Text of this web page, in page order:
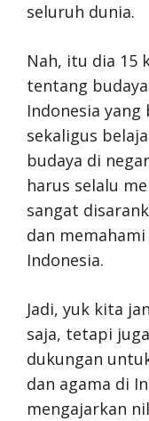
seluruh dunia.
Nah, itu dia 15
tentang
Indonesia
sekaligus
budaya di
harus selalu
sangat
dan
Indonesia.
Jadi, yuk kita
saja, tetapi
dukungan
dan agama di
mengajarkan